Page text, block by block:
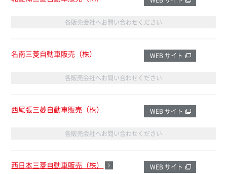
各販売会社へお問い合わせください
名南三菱自動車販売（株）
各販売会社へお問い合わせください
WEB サイト
西尾張三菱自動車販売（株）
各販売会社へお問い合わせください
WEB サイト
西日本三菱自動車販売（株） WEB サイト